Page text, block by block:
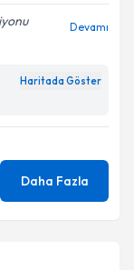
belirtilen
Devamı
Haritada Göster
Daha Fazla